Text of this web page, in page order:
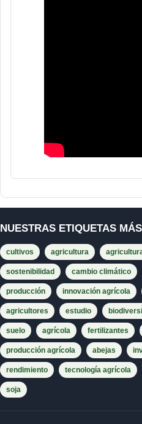
NUESTRAS ETIQUETAS
cultivos agricultura
sostenibilidad cambio climático
producción innovación agrícola
agricultores estudio
suelo agrícola fertilizantes
producción agrícola abejas
rendimiento tecnología agrícola
soja